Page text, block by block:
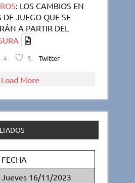
: LOS CAMBIOS EN
DE JUEGO QUE SE
A PARTIR DEL
4 5 Twitter
Load More
FECHA
Jueves 16/11/2023